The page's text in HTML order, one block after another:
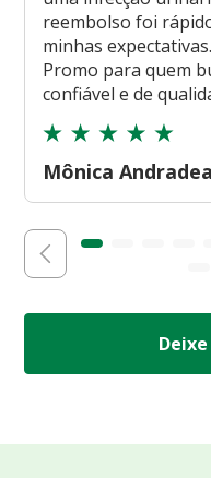
reembolso foi
minhas
Promo para quem
confiável e de
Mônica Andradea